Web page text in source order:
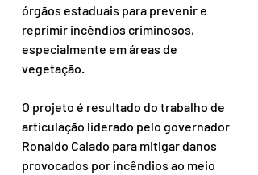
órgãos estaduais para prevenir e
reprimir incêndios criminosos,
especialmente em áreas de
vegetação.
O projeto é resultado do trabalho de
articulação liderado pelo governador
Ronaldo Caiado para mitigar danos
provocados por incêndios ao meio